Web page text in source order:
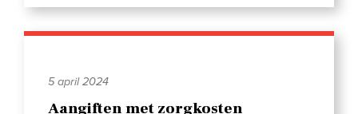
5 april 2024
Aangiften met zorgkosten